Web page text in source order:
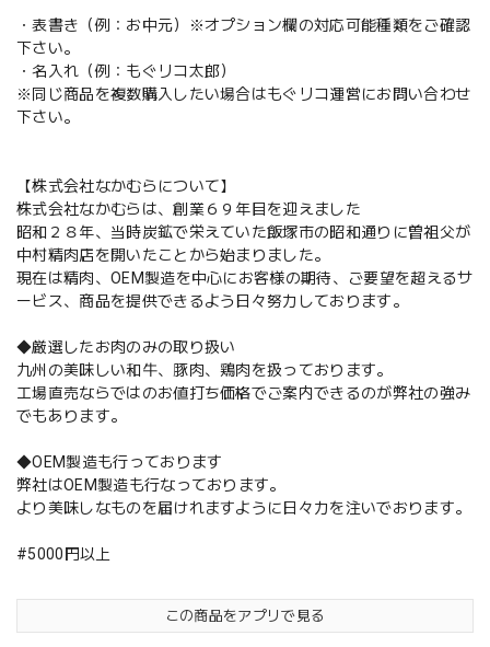
・表書き（例：お中元）※オプション欄の対応可能種類をご確認
下さい。
・名入れ（例：もぐリコ太郎）
※同じ商品を複数購入したい場合はもぐリコ運営にお問い合わせ
下さい。
【株式会社なかむらについて】
株式会社なかむらは、創業６９年目を迎えました
昭和２８年、当時炭鉱で栄えていた飯塚市の昭和通りに曽祖父が
中村精肉店を開いたことから始まりました。
現在は精肉、OEM製造を中心にお客様の期待、ご要望を超えるサ
ービス、商品を提供できるよう日々努力しております。
◆厳選したお肉のみの取り扱い
九州の美味しい和牛、豚肉、鶏肉を扱っております。
工場直売ならではのお値打ち価格でご案内できるのが弊社の強み
でもあります。
◆OEM製造も行っております
弊社はOEM製造も行なっております。
より美味しなものを届けれますように日々力を注いでおります。
#5000円以上
この商品をアプリで見る